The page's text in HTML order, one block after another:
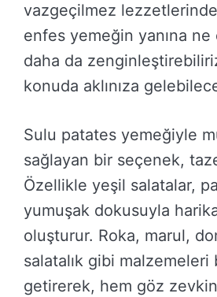
vazgeçilmez
enfes yemeğin yanına
daha da
konuda aklınıza
Sulu patates yemeğiyle
sağlayan bir seçenek,
Özellikle yeşil salatalar,
yumuşak dokusuyla
oluşturur. Roka, marul,
salatalık gibi malzemeleri
getirerek, hem göz